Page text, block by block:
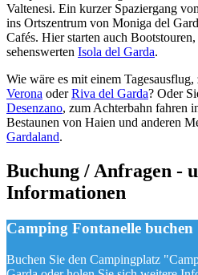
Valtenesi. Ein kurzer Spaziergang
ins Ortszentrum von Moniga del
Cafés. Hier starten auch
sehenswerten Isola del Garda.
Wie wäre es mit einem
Verona oderRiva del Garda? Oder
Desenzano, zum Achterbahn fahren
Bestaunen von Haien und anderen
Gardaland.
Buchung / Anfragen -
Informationen
Camping Fontanelle buchen
Buchen Sie den Campingplatz